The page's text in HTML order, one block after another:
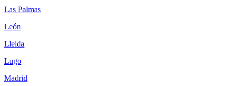
Las Palmas
León
Lleida
Lugo
Madrid